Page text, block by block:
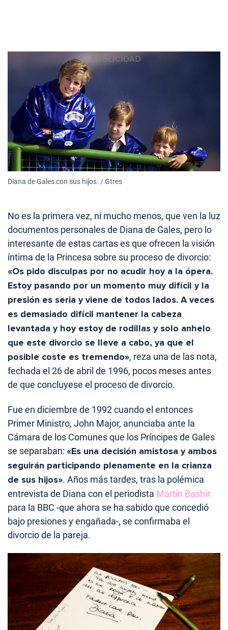
Diana de Gales con sus hijos. / Gtres
No es la primera vez, ni mucho menos, que ven la luz
documentos personales de Diana de Gales, pero lo
interesante de estas cartas es que ofrecen la visión
íntima de la Princesa sobre su proceso de divorcio:
«Os pido disculpas por no acudir hoy a la ópera.
Estoy pasando por un momento muy difícil y la
presión es seria y viene de todos lados. A veces
es demasiado difícil mantener la cabeza
levantada y hoy estoy de rodillas y solo anhelo
que este divorcio se lleve a cabo, ya que el
posible coste es tremendo», reza una de las nota,
fechada el 26 de abril de 1996, pocos meses antes
de que concluyese el proceso de divorcio.
Fue en diciembre de 1992 cuando el entonces
Primer Ministro, John Major, anunciaba ante la
Cámara de los Comunes que los Príncipes de Gales
se separaban: «Es una decisión amistosa y ambos
seguirán participando plenamente en la crianza
de sus hijos». Años más tardes, tras la polémica
entrevista de Diana con el periodista Martin Bashir
para la BBC -que ahora se ha sabido que concedió
bajo presiones y engañada-, se confirmaba el
divorcio de la pareja.